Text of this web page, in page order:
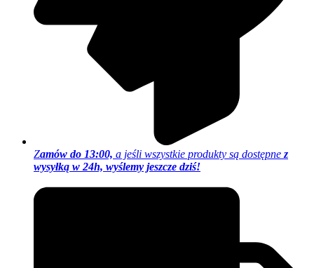
Zamów do 13:00, a jeśli wszystkie produkty są dostępnez
wysyłką w 24h, wyślemy jeszcze dziś!